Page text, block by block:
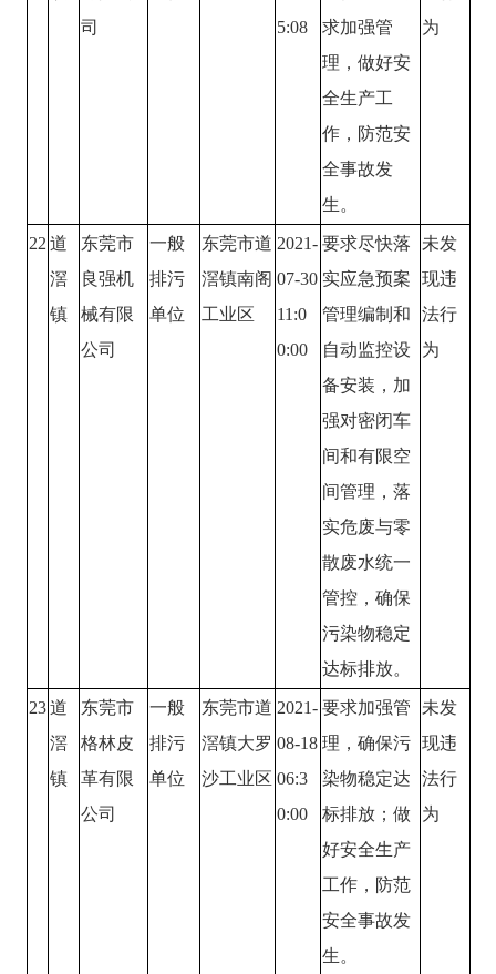
司
5:08
求加强管
理，做好安
全生产工
作，防范安
全事故发
生。
为
22 道
滘
镇
东莞市
良强机
械有限
公司
一般
排污
单位
东莞市道
滘镇南阁
工业区
2021-
07-30
11:0
0:00
要求尽快落
实应急预案
管理编制和
自动监控设
备安装，加
强对密闭车
间和有限空
间管理，落
实危废与零
散废水统一
管控，确保
污染物稳定
达标排放。
未发
现违
法行
为
23 道
滘
镇
东莞市
格林皮
革有限
公司
一般
排污
单位
东莞市道
滘镇大罗
沙工业区
2021-
08-18
06:3
0:00
要求加强管
理，确保污
染物稳定达
标排放；做
好安全生产
工作，防范
安全事故发
生。
未发
现违
法行
为